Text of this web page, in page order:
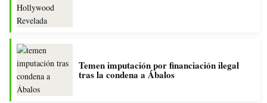
Temen imputación por financiación ilegal
tras la condena a Ábalos